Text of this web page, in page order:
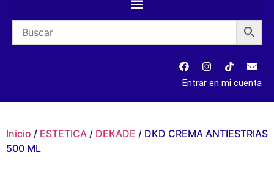
Entrar en mi cuenta
Inicio / ESTETICA / DEKADE / DKD CREMA ANTIESTRIAS
500 ML